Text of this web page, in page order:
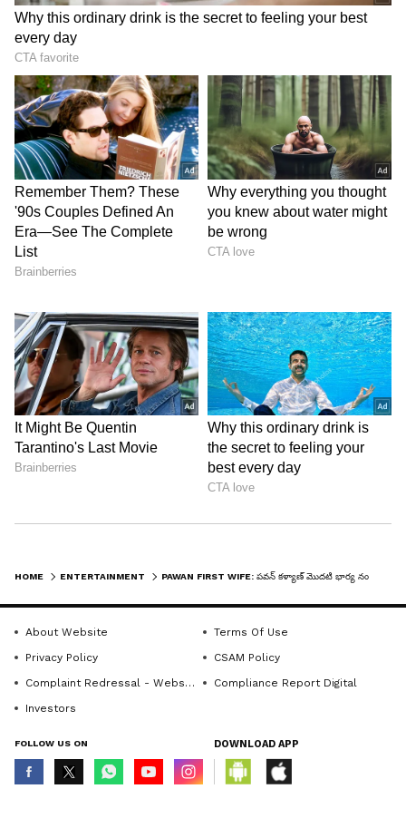
Image Credit :Pawan Kalyan\Twitter
అమెరికాలో సెటిల్‌ అయిన నందిని
ఆ తర్వాత డాక్టర్‌ని పెళ్లి చేసుకుందట నందిని. ఇప్పుడు
వాళ్లు అమెరికాలో సెటిల్‌ అయ్యారట. తను కూడా అమెరికా
బిజినెస్‌ చేస్తుందని, ఇప్పుడు బాగా సెటిల్‌ అయ్యిందని
ఇండస్ట్రీకి దూరంగా ఉన్నారని వెల్లడించారు గీతా కృష్ణ.
రెండో పెళ్లికి తన పేరుని జాహ్నవిగా మార్చుకున్నట్టు
సమాచారం. అయితే మరో ఆసక్తికర విషయాన్ని ఆయన
వెల్లడించారు. పవన్‌తో నందిని విడిపోయినప్పుడు ఆమెకి
పవన్‌ భరణం గట్టిగానే ఇచ్చాడట. మొదట్లో ఇవ్వడానికి నో
చెప్పాడని, ఆ తర్వాత కోర్ట్ ద్వారా ఆరున్నర కోట్ల వరకు
భరణం ఇచ్చాడని వెల్లడించారు.
4
HOME ENTERTAINMENT
About Website
Terms Of Use
Privacy Policy
CSAM Policy
Complaint Redressal - Website
Compliance Report Digital
Investors
FOLLOW US ON DOWNLOAD APP